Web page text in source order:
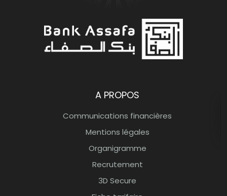
Bank Assafa Banque
A PROPOS
Communications financières
Mentions légales
Organigramme
Recrutement
3D Secure